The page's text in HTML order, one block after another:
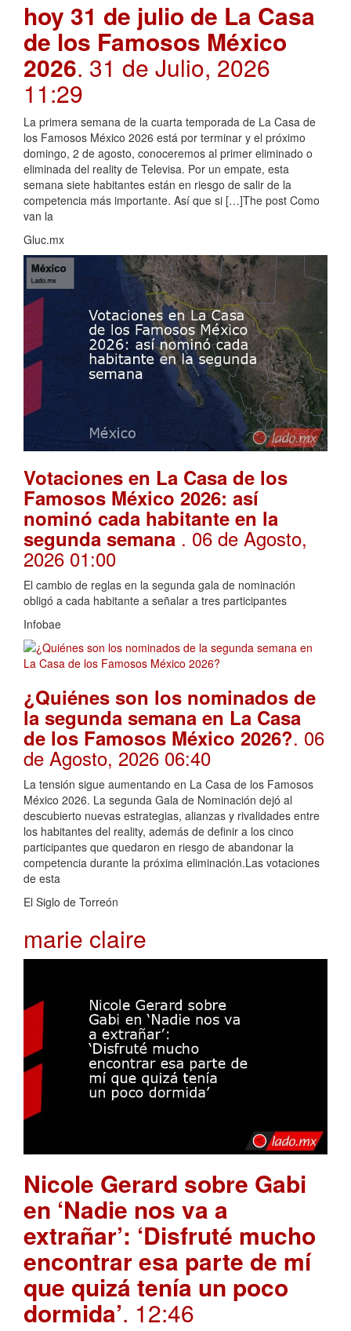
hoy 31 de julio de La Casa
de los Famosos México
2026. 31 de Julio, 2026
11:29
La primera semana de la cuarta temporada de La Casa de
los Famosos México 2026 está por terminar y el próximo
domingo, 2 de agosto, conoceremos al primer eliminado o
eliminada del reality de Televisa. Por un empate, esta
semana siete habitantes están en riesgo de salir de la
competencia más importante. Así que si […]The post Como
van la
Gluc.mx
Votaciones en La Casa de los
Famosos México 2026: así
nominó cada habitante en la
segunda semana . 06 de Agosto,
2026 01:00
El cambio de reglas en la segunda gala de nominación
obligó a cada habitante a señalar a tres participantes
Infobae
¿Quiénes son los nominados de
la segunda semana en La Casa
de los Famosos México 2026?. 06
de Agosto, 2026 06:40
La tensión sigue aumentando en La Casa de los Famosos
México 2026. La segunda Gala de Nominación dejó al
descubierto nuevas estrategias, alianzas y rivalidades entre
los habitantes del reality, además de definir a los cinco
participantes que quedaron en riesgo de abandonar la
competencia durante la próxima eliminación.Las votaciones
de esta
El Siglo de Torreón
marie claire
Nicole Gerard sobre Gabi
en ‘Nadie nos va a
extrañar’: ‘Disfruté mucho
encontrar esa parte de mí
que quizá tenía un poco
dormida’. 12:46